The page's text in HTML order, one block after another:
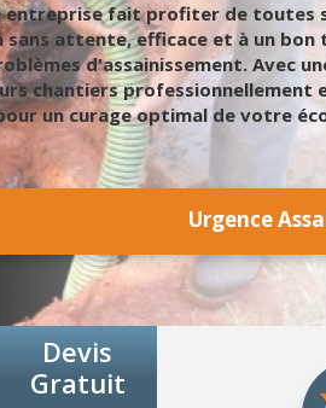
fait profiter de toutes
sans attente, efficace et à un bon
d'assainissement. Avec
chantiers professionnellement
un curage optimal de votre
Urgence
Devis
Gratuit